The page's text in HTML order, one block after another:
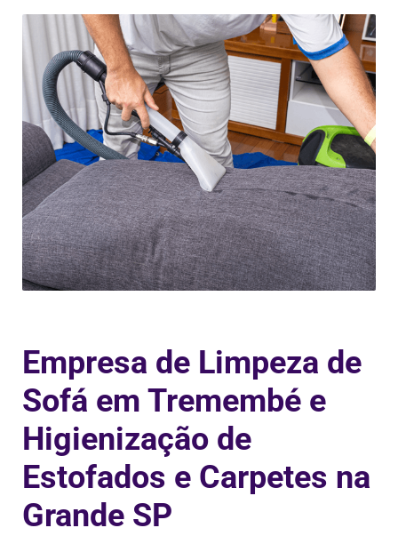
Empresa de Limpeza de
Sofá em Tremembé e
Higienização de
Estofados e Carpetes na
Grande SP